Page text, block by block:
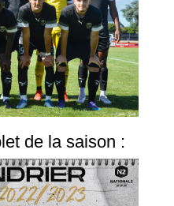
de la saison :